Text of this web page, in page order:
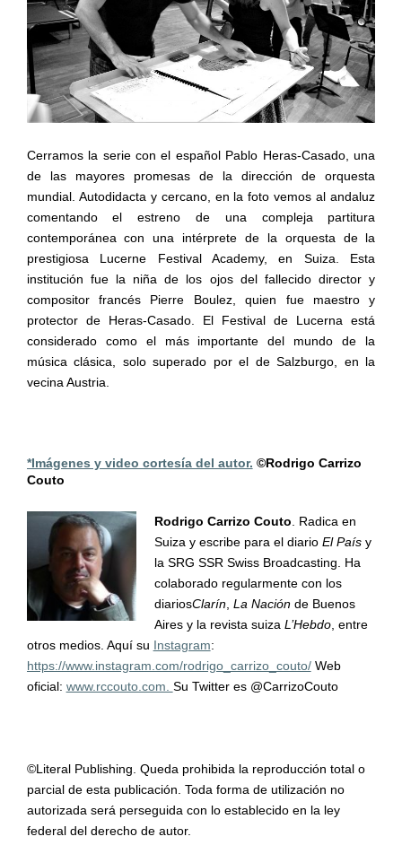
Cerramos la serie con el español Pablo Heras-Casado, una
de las mayores promesas de la dirección de orquesta
mundial. Autodidacta y cercano, en la foto vemos al andaluz
comentando el estreno de una compleja partitura
contemporánea con una intérprete de la orquesta de la
prestigiosa Lucerne Festival Academy, en Suiza. Esta
institución fue la niña de los ojos del fallecido director y
compositor francés Pierre Boulez, quien fue maestro y
protector de Heras-Casado. El Festival de Lucerna está
considerado como el más importante del mundo de la
música clásica, solo superado por el de Salzburgo, en la
vecina Austria.
*Imágenes y video cortesía del autor. ©Rodrigo Carrizo
Couto
Rodrigo Carrizo Couto . Radica en
Suiza y escribe para el diario El Paísy
la SRG SSR Swiss Broadcasting. Ha
colaborado regularmente con los
diariosClarín, La Naciónde Buenos
Aires y la revista suiza L’Hebdo, entre
otros medios. Aquí su Instagram:
https://www.instagram.com/rodrigo_carrizo_couto/ Web
oficial: www.rccouto.com. Su Twitter es @CarrizoCouto
©Literal Publishing. Queda prohibida la reproducción total o
parcial de esta publicación. Toda forma de utilización no
autorizada será perseguida con lo establecido en la ley
federal del derecho de autor.